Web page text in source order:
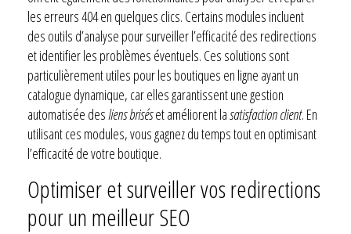
les erreurs 404 en quelques clics. Certains modules incluent
des outils d’analyse pour surveiller l’efficacité des redirections
et identifier les problèmes éventuels. Ces solutions sont
particulièrement utiles pour les boutiques en ligne ayant un
catalogue dynamique, car elles garantissent une gestion
automatisée des liens briséset améliorent lasatisfaction client. En
utilisant ces modules, vous gagnez du temps tout en optimisant
l’efficacité de votre boutique.
Optimiser et surveiller vos redirections
pour un meilleur SEO